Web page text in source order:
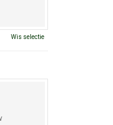
Wis selectie